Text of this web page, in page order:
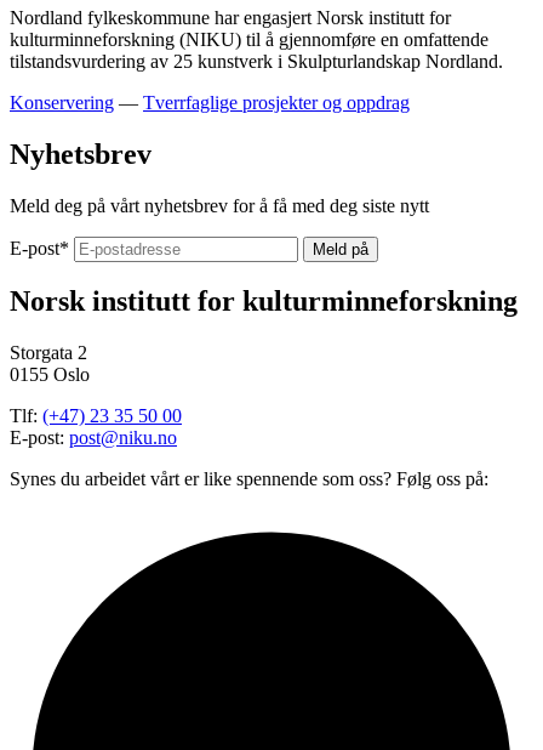
Nordland fylkeskommune har engasjert Norsk institutt for
kulturminneforskning (NIKU) til å gjennomføre en omfattende
tilstandsvurdering av 25 kunstverk i Skulpturlandskap Nordland.
Konservering — Tverrfaglige prosjekter og oppdrag
Nyhetsbrev
Meld deg på vårt nyhetsbrev for å få med deg siste nytt
E-post*
Norsk institutt for kulturminneforskning
Storgata 2
0155 Oslo
Tlf: (+47) 23 35 50 00
E-post: post@niku.no
Synes du arbeidet vårt er like spennende som oss? Følg oss på: